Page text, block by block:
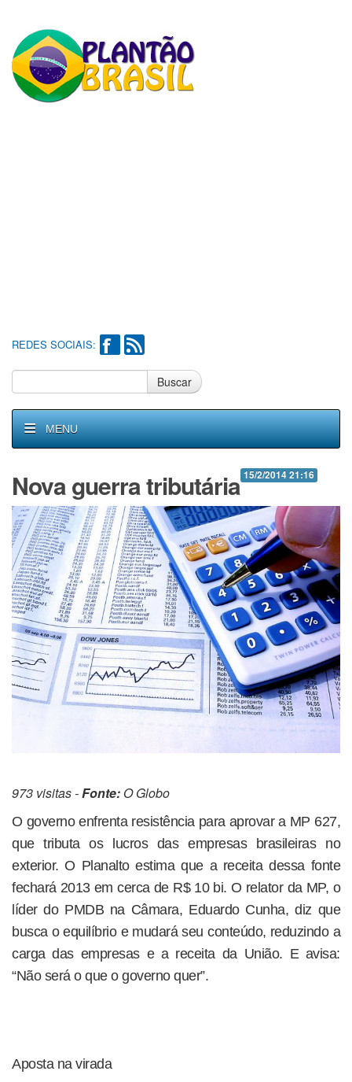
REDES SOCIAIS:
Buscar
MENU
15/2/2014 21:16
Nova guerra tributária
973 visitas -Fonte: O Globo
O governo enfrenta resistência para aprovar a MP 627,
que tributa os lucros das empresas brasileiras no
exterior. O Planalto estima que a receita dessa fonte
fechará 2013 em cerca de R$ 10 bi. O relator da MP, o
líder do PMDB na Câmara, Eduardo Cunha, diz que
busca o equilíbrio e mudará seu conteúdo, reduzindo a
carga das empresas e a receita da União. E avisa:
“Não será o que o governo quer”.
Aposta na virada